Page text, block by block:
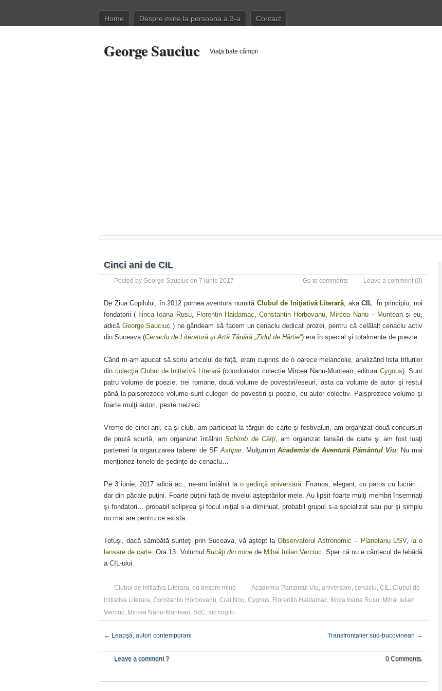
Home Despre mine la persoana a 3-a Contact
George Sauciuc Viaţa bate câmpii
Cinci ani de CIL
Posted by George Sauciuc on 7 iunie 2017 Leave a comment (0)
Go to comments
De Ziua Copilului, în 2012 pornea aventura numită Clubul de Iniţiativă Literară, akaCIL. În principiu, noi
fondatorii (
Ilinca Ioana Rusu, Florentin Haidamac,Constantin Horbovanu, Mircea Nanu – Munteanşi eu,
adică George Sauciuc ) ne gândeam să facem un cenaclu dedicat prozei, pentru că celălalt cenaclu activ
din Suceava (Cenaclu de Literatură şi Artă Tânără „Zidul de Hârtie”) era în special şi totalmente de poezie.
Când m-am apucat să scriu articolul de faţă, eram cuprins de o oarece melancolie, analizând lista titlurilor
din colecţia Clubul de Inițiativă Literară(coordonator colecție Mircea Nanu-Muntean, editura Cygnus). Sunt
patru volume de poezie, trei romane, două volume de povestiri/eseuri, asta ca volume de autor şi restul
până la paisprezece volume sunt culegeri de povestiri şi poezie, cu autor colectiv. Paisprezece volume şi
foarte mulţi autori, peste treizeci.
Vreme de cinci ani, ca şi club, am participat la târguri de carte şi festivaluri, am organizat două concursuri
de proză scurtă, am organizat întâlniriSchimb de Cărţi, am organizat lansări de carte şi am fost luaţi
parteneri la organizarea taberei de SFAshpar. MulţumimAcademia de Aventură Pământul Viu. Nu mai
menționez tonele de ședințe de cenaclu…
Pe 3 iunie, 2017 adică ac., ne-am întâlnit la o şedinţă aniversară. Frumos, elegant, cu patos cu lucrări…
dar din păcate puţini. Foarte puţini faţă de nivelul aşteptărilor mele. Au lipsit foarte mulţi membri însemnaţi
şi fondatori… probabil sclipirea şi focul iniţial s-a diminuat, probabil grupul s-a spcializat sau pur şi simplu
nu mai are pentru ce exista.
Totuşi, dacă sâmbătă sunteţi prin Suceava, vă aştept laObservatorul Astronomic – Planetariu USV, la o
lansare de carte. Ora 13. Volumul Bucăţi din minede Mihai Iulian Verciuc. Sper că nu e cântecul de lebădă
a CIL-ului.
Clubul de Initiativa Literara, eu despre mine Academia Pamantul Viu, aniversare, cenaclu, CIL, Clubul de
Initiativa Literara, Constantin Horbovanu, Crai Nou, Cygnus, Florentin Haidamac, Ilinca Ioana Rusu, Mihai Iulian
Verciuc, Mircea Nanu-Muntean, SdC, sic cogito
← Leapşă, autori contemporani Transfrontalier sud-bucovinean →
Leave a comment ? 0 Comments.